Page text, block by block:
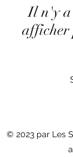
Il n'y a
afficher
© 2023 par Les